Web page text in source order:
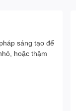
sáng tạo để
hoặc thậm